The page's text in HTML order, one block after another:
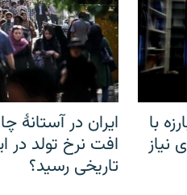
با
نیاز
ایران در آستانهٔ
افت نرخ تولد در
تاریخی رسید؟